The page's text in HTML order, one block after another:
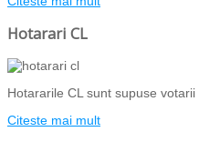
Hotarari CL
Hotararile CL sunt supuse
Citeste mai mult